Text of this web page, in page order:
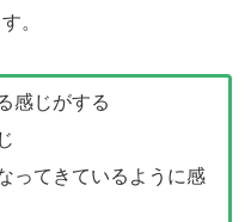
。
感じがする
ってきているように感